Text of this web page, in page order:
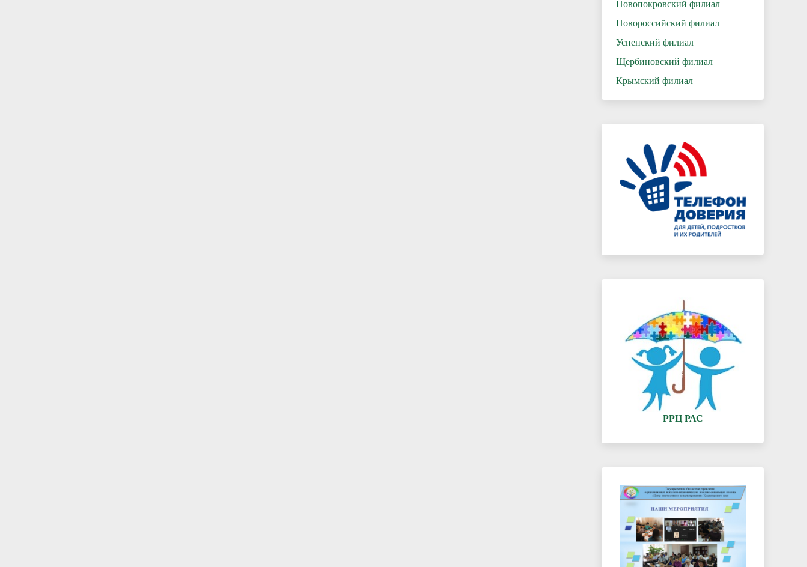
Новопокровский филиал
Новороссийский филиал
Успенский филиал
Щербиновский филиал
Крымский филиал
РРЦ РАС